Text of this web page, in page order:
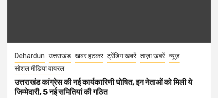
Dehardun उत्तराखंड खबर हटकर ट्रेंडिंग खबरें ताज़ा ख़बरें न्यूज़
सोशल मीडिया वायरल
उत्तराखंड कांग्रेस की नई कार्यकारिणी घोषित, इन नेताओं को मिली ये
जिम्मेदारी, 5 नई समितियां की गठित